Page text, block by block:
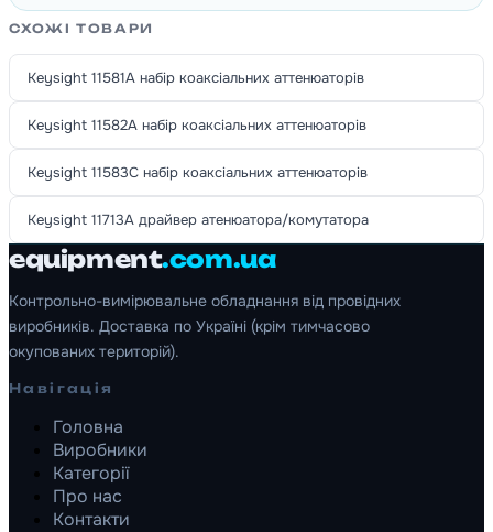
СХОЖІ ТОВАРИ
Keysight 11581A набір коаксіальних аттенюаторів
Keysight 11582A набір коаксіальних аттенюаторів
Keysight 11583C набір коаксіальних аттенюаторів
Keysight 11713A драйвер атенюатора/комутатора
equipment.com.ua
Контрольно-вимірювальне обладнання від провідних
виробників. Доставка по Україні (крім тимчасово
окупованих територій).
Навігація
Головна
Виробники
Категорії
Про нас
Контакти